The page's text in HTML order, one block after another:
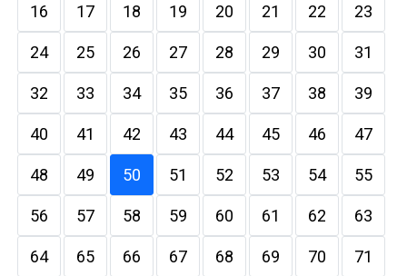
16 17 18 19 20 21 22 23
24 25 26 27 28 29 30 31
32 33 34 35 36 37 38 39
40 41 42 43 44 45 46 47
48 49 50 51 52 53 54 55
56 57 58 59 60 61 62 63
64 65 66 67 68 69 70 71